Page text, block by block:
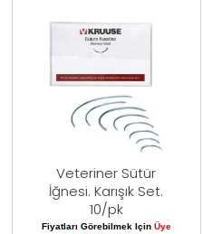
Veteriner Sütür
İğnesi. Karışık Set.
10/pk
Fiyatları Görebilmek Için Üye